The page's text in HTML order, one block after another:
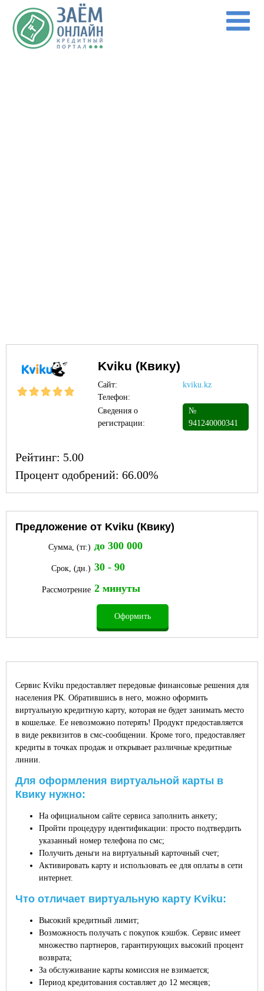
Перейти к основному содержанию
Kviku (Квику)
Сайт:
kviku.kz
Телефон:
Сведения о
регистрации:
№
941240000341
Рейтинг: 5.00
Процент одобрений: 66.00%
Предложение от Kviku (Квику)
Оформить
Сумма, (тг.) до 300 000
Срок, (дн.) 30 - 90
Рассмотрение 2 минуты
Сервис Kviku предоставляет передовые финансовые решения для
населения РК. Обратившись в него, можно оформить
виртуальную кредитную карту, которая не будет занимать место
в кошельке. Ее невозможно потерять! Продукт предоставляется
в виде реквизитов в смс-сообщении. Кроме того, предоставляет
кредиты в точках продаж и открывает различные кредитные
линии.
Для оформления виртуальной карты в
Квику нужно:
На официальном сайте сервиса заполнить анкету;
Пройти процедуру идентификации: просто подтвердить
указанный номер телефона по смс;
Получить деньги на виртуальный карточный счет;
Активировать карту и использовать ее для оплаты в сети
интернет.
Что отличает виртуальную карту Kviku:
Высокий кредитный лимит;
Возможность получать с покупок кэшбэк. Сервис имеет
множество партнеров, гарантирующих высокий процент
возврата;
За обслуживание карты комиссия не взимается;
Период кредитования составляет до 12 месяцев;